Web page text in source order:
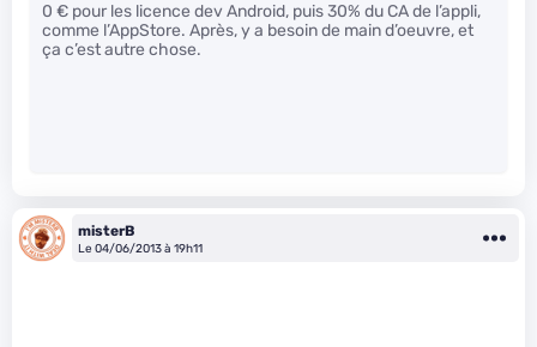
0 € pour les licence dev Android, puis 30% du CA de l’appli,
comme l’AppStore. Après, y a besoin de main d’oeuvre, et
ça c’est autre chose.
misterB
Le 04/06/2013 à 19h11